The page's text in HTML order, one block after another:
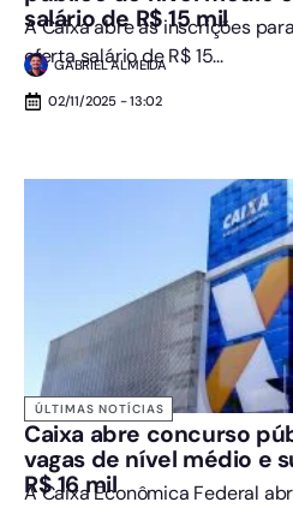
salário de R$ 15 mil
A Caixa abre as inscrições
oferta salário de R$ 15...
GABRIEL ALMEIDA
02/11/2025 - 13:02
ÚLTIMAS NOTÍCIAS
Caixa abre concurso
vagas de nível médio e
R$ 16 mil
A Caixa Econômica Federal